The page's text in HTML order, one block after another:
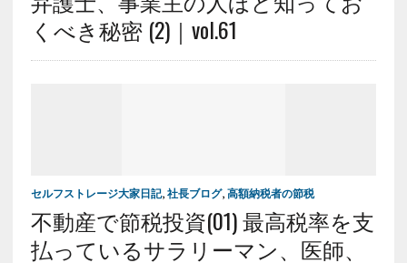
くべき秘密 (2)｜vol.61
セルフストレージ大家日記, 社長ブログ, 高額納税者の節税
不動産で節税投資(01) 最高税率を支
払っているサラリーマン、医師、